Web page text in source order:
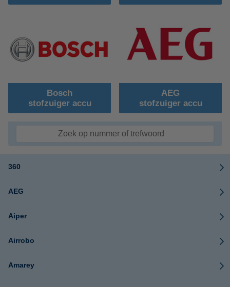
Bosch
stofzuiger accu
AEG
stofzuiger accu
360
AEG
Aiper
Airrobo
Amarey